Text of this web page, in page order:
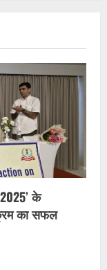
के
का सफल